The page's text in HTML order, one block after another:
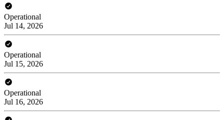
Operational
Jul 14, 2026
Operational
Jul 15, 2026
Operational
Jul 16, 2026